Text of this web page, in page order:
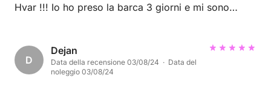
Hvar !!! Io ho preso la barca 3 giorni e mi sono
D
Dejan
Data della recensione 03/08/24 · Data del
noleggio 03/08/24